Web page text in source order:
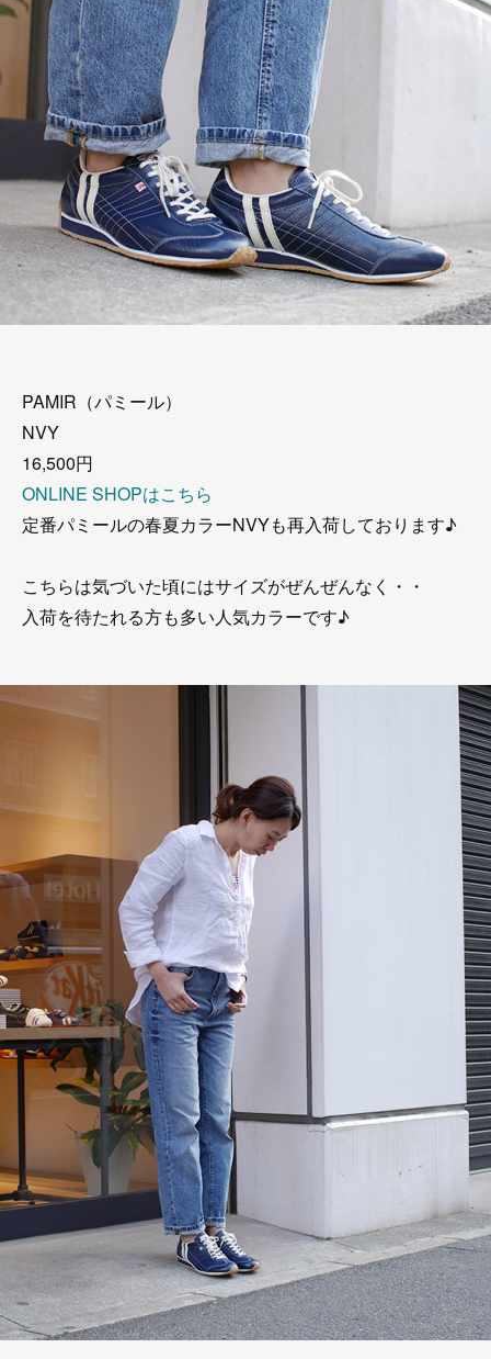
PAMIR（パミール）
NVY
16,500円
ONLINE SHOPはこちら
定番パミールの春夏カラーNVYも再入荷しております♪
こちらは気づいた頃にはサイズがぜんぜんなく・・
入荷を待たれる方も多い人気カラーです♪